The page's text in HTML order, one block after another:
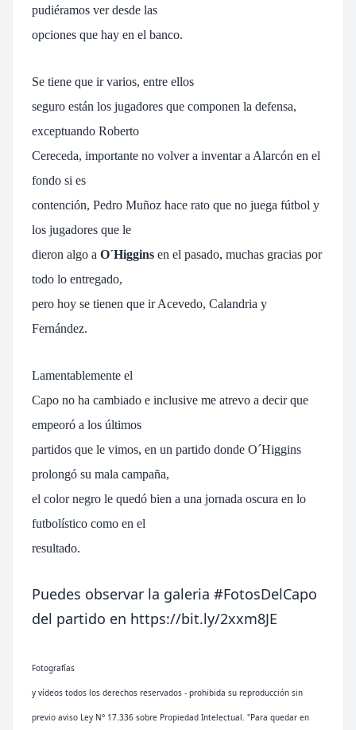
pudiéramos ver desde las
opciones que hay en el banco.
Se tiene que ir varios, entre ellos
seguro están los jugadores que componen la defensa,
exceptuando Roberto
Cereceda, importante no volver a inventar a Alarcón en el
fondo si es
contención, Pedro Muñoz hace rato que no juega fútbol y
los jugadores que le
dieron algo a O´Higgins en el pasado, muchas gracias por
todo lo entregado,
pero hoy se tienen que ir Acevedo, Calandria y
Fernández.
Lamentablemente el
Capo no ha cambiado e inclusive me atrevo a decir que
empeoró a los últimos
partidos que le vimos, en un partido donde O´Higgins
prolongó su mala campaña,
el color negro le quedó bien a una jornada oscura en lo
futbolístico como en el
resultado.
Puedes observar la galeria #FotosDelCapo
del partido en https://bit.ly/2xxm8JE
Fotografías
y vídeos todos los derechos reservados - prohibida su reproducción sin
previo aviso Ley N° 17.336 sobre Propiedad Intelectual. "Para quedar en